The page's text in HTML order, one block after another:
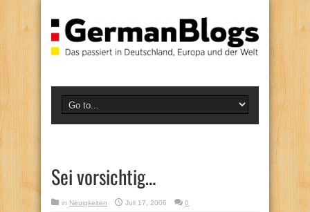
Sei vorsichtig…
in Neuigkeiten Juli 17, 2006 0